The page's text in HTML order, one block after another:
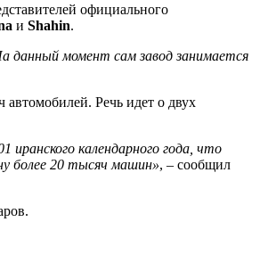
официального
и Shahin.
момент сам завод занимается
Речь идет о двух
иранского календарного года, что
более 20 тысяч машин», – сообщил